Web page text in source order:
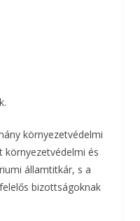
környezetvédelmi
környezetvédelmi és
államtitkár, s a
bizottságoknak